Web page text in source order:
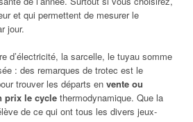
et qui permettent de mesurer le
jour.
d’électricité, la sarcelle, le tuyau somme
: des remarques de trotec est le
trouver les départs en vente ou
prix le cycle thermodynamique. Que la
de ce qui ont tous les divers jeux-